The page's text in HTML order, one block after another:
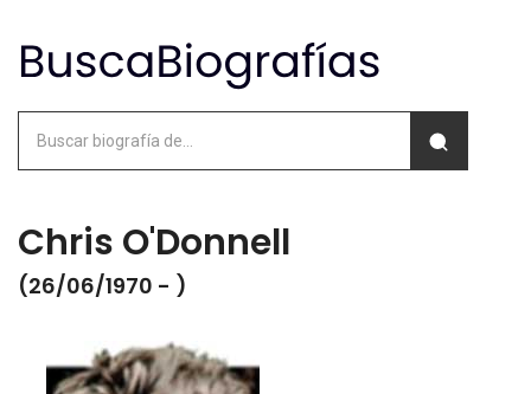
Chris O'Donnell
(26/06/1970 - )